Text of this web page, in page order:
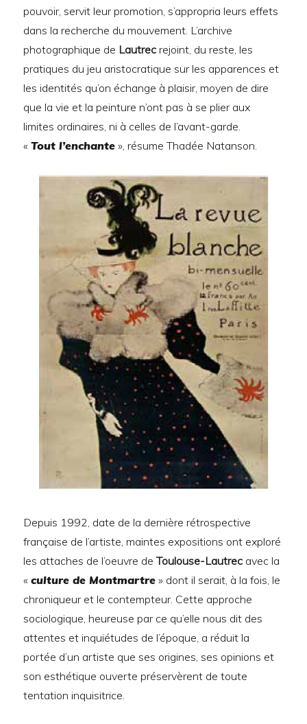
pouvoir, servit leur promotion, s’appropria leurs effets
dans la recherche du mouvement. L’archive
photographique de Lautrec rejoint, du reste, les
pratiques du jeu aristocratique sur les apparences et
les identités qu’on échange à plaisir, moyen de dire
que la vie et la peinture n’ont pas à se plier aux
limites ordinaires, ni à celles de l’avant-garde.
«Tout l’enchante », résume Thadée Natanson.
Depuis 1992, date de la dernière rétrospective
française de l’artiste, maintes expositions ont exploré
les attaches de l’oeuvre deToulouse-Lautrec avec la
«culture de Montmartre » dont il serait, à la fois, le
chroniqueur et le contempteur. Cette approche
sociologique, heureuse par ce qu’elle nous dit des
attentes et inquiétudes de l’époque, a réduit la
portée d’un artiste que ses origines, ses opinions et
son esthétique ouverte préservèrent de toute
tentation inquisitrice.